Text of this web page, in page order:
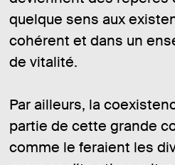
quelque sens aux
cohérent et dans un
de vitalité.
Par ailleurs, la
partie de cette grande
comme le feraient les